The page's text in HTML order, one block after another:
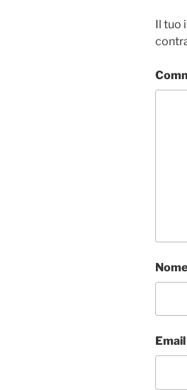
Il tuo
Nome
Email